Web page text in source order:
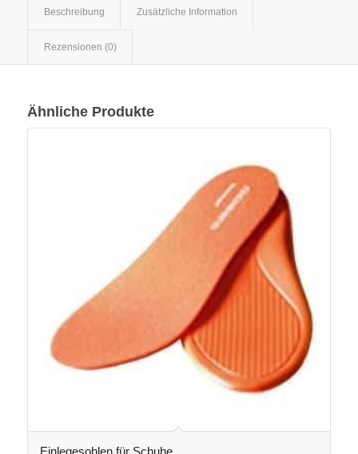
Beschreibung Zusätzliche Information
Rezensionen (0)
Ähnliche Produkte
Einlegesohlen für Schuhe